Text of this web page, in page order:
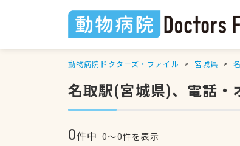
動物病院ドクターズ・ファイル 宮城県
名取駅(宮城県)、電話・
0件中 0〜0件を表示